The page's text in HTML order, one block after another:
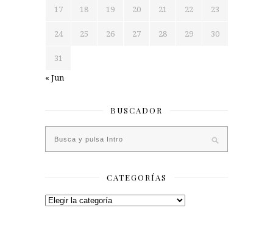
17 18 19 20 21 22 23
24 25 26 27 28 29 30
31
« Jun
BUSCADOR
CATEGORÍAS
Categorías